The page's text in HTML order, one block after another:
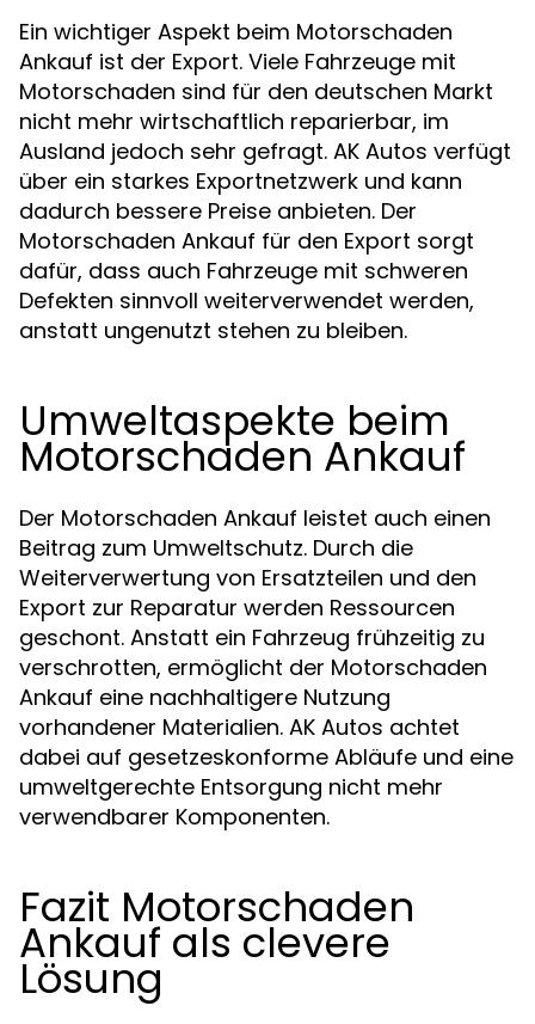
Ein wichtiger Aspekt beim Motorschaden
Ankauf ist der Export. Viele Fahrzeuge mit
Motorschaden sind für den deutschen Markt
nicht mehr wirtschaftlich reparierbar, im
Ausland jedoch sehr gefragt. AK Autos verfügt
über ein starkes Exportnetzwerk und kann
dadurch bessere Preise anbieten. Der
Motorschaden Ankauf für den Export sorgt
dafür, dass auch Fahrzeuge mit schweren
Defekten sinnvoll weiterverwendet werden,
anstatt ungenutzt stehen zu bleiben.
Umweltaspekte beim
Motorschaden Ankauf
Der Motorschaden Ankauf leistet auch einen
Beitrag zum Umweltschutz. Durch die
Weiterverwertung von Ersatzteilen und den
Export zur Reparatur werden Ressourcen
geschont. Anstatt ein Fahrzeug frühzeitig zu
verschrotten, ermöglicht der Motorschaden
Ankauf eine nachhaltigere Nutzung
vorhandener Materialien. AK Autos achtet
dabei auf gesetzeskonforme Abläufe und eine
umweltgerechte Entsorgung nicht mehr
verwendbarer Komponenten.
Fazit Motorschaden
Ankauf als clevere
Lösung